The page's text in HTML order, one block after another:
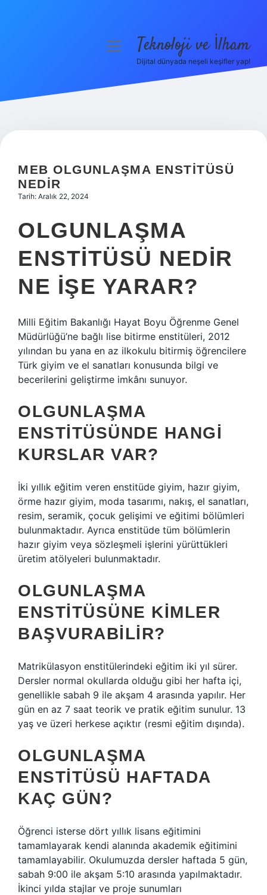
Hakkımızda
menüyüTeknoloji ve İlham
Dijital dünyada neşeli keşifler yap!
MEB OLGUNLAŞMA ENSTITÜSÜ
NEDIR
Tarih: Aralık 22, 2024
OLGUNLAŞMA
ENSTITÜSÜ NEDIR
NE IŞE YARAR?
Milli Eğitim Bakanlığı Hayat Boyu Öğrenme Genel
Müdürlüğü’ne bağlı lise bitirme enstitüleri, 2012
yılından bu yana en az ilkokulu bitirmiş öğrencilere
Türk giyim ve el sanatları konusunda bilgi ve
becerilerini geliştirme imkânı sunuyor.
OLGUNLAŞMA
ENSTITÜSÜNDE HANGI
KURSLAR VAR?
İki yıllık eğitim veren enstitüde giyim, hazır giyim,
örme hazır giyim, moda tasarımı, nakış, el sanatları,
resim, seramik, çocuk gelişimi ve eğitimi bölümleri
bulunmaktadır. Ayrıca enstitüde tüm bölümlerin
hazır giyim veya sözleşmeli işlerini yürüttükleri
üretim atölyeleri bulunmaktadır.
OLGUNLAŞMA
ENSTITÜSÜNE KIMLER
BAŞVURABILIR?
Matrikülasyon enstitülerindeki eğitim iki yıl sürer.
Dersler normal okullarda olduğu gibi her hafta içi,
genellikle sabah 9 ile akşam 4 arasında yapılır. Her
gün en az 7 saat teorik ve pratik eğitim sunulur. 13
yaş ve üzeri herkese açıktır (resmi eğitim dışında).
OLGUNLAŞMA
ENSTITÜSÜ HAFTADA
KAÇ GÜN?
Öğrenci isterse dört yıllık lisans eğitimini
tamamlayarak kendi alanında akademik eğitimini
tamamlayabilir. Okulumuzda dersler haftada 5 gün,
sabah 9:00 ile akşam 5:10 arasında yapılmaktadır.
İkinci yılda stajlar ve proje sunumları